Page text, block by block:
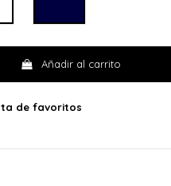
Añadir al carrito